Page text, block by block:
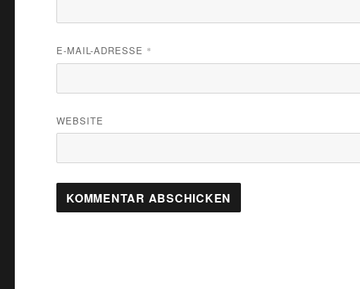
E-MAIL-ADRESSE *
WEBSITE